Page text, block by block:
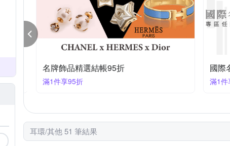
名牌飾品精選結帳95折
滿1件享95折
國際
滿1件
耳環/其他 51 筆結果